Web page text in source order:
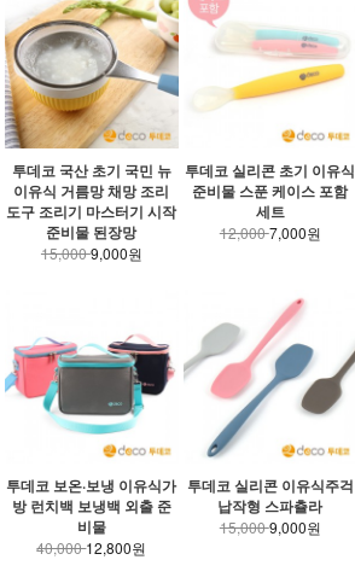
투데코 국산 초기 국민 뉴
이유식 거름망 채망 조리
도구 조리기 마스터기 시작
준비물 된장망
15,0009,000원
투데코 실리콘 초기 이유식
준비물 스푼 케이스 포함
세트
12,0007,000원
투데코 보온·보냉 이유식가
방 런치백 보냉백 외출 준
비물
40,00012,800원
투데코 실리콘 이유식주걱
납작형 스파츌라
15,0009,000원